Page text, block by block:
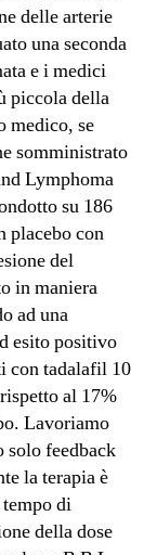
delle arterie
una seconda
e i medici
piccola della
medico, se
somministrato
Lymphoma
su 186
placebo con
del
in maniera
ad una
esito positivo
con tadalafil 10
al 17%
Lavoriamo
solo feedback
la terapia è
di
della dose